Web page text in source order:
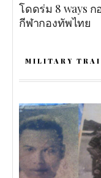
โดดร่ม 8 ways
กีฬากองทัพไทย
MILITARY